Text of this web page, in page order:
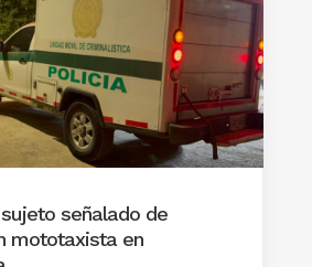
señalado de
mototaxista en